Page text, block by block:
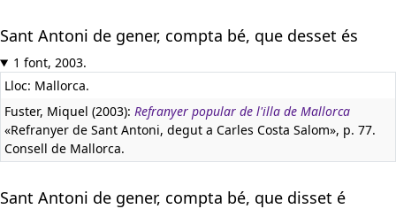
Sant Antoni de gener, compta bé, que desset és
1 font, 2003.
Lloc: Mallorca.
Fuster, Miquel (2003): Refranyer popular de l'illa de Mallorca
«Refranyer de Sant Antoni, degut a Carles Costa Salom», p. 77.
Consell de Mallorca.
Sant Antoni de gener, compta bé, que disset é